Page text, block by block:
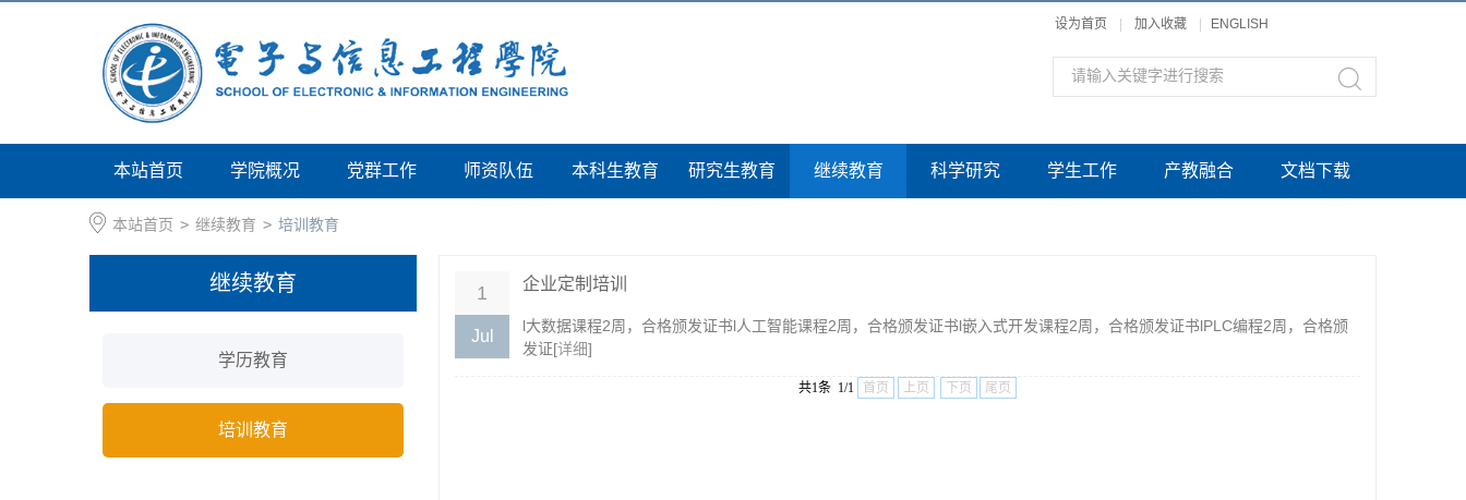
设为首页 加入收藏 ENGLISH
本站首页 学院概况 党群工作 师资队伍 本科生教育 研究生教育 继续教育 科学研究 学生工作 产教融合 文档下载
本站首页 > 继续教育 > 培训教育
继续教育
学历教育
培训教育
1
Jul
企业定制培训
l大数据课程2周，合格颁发证书l人工智能课程2周，合格颁发证书l嵌入式开发课程2周，合格颁发证书lPLC编程2周，合格颁
发证[详细]
共1条 1/1 首页 上页 下页 尾页